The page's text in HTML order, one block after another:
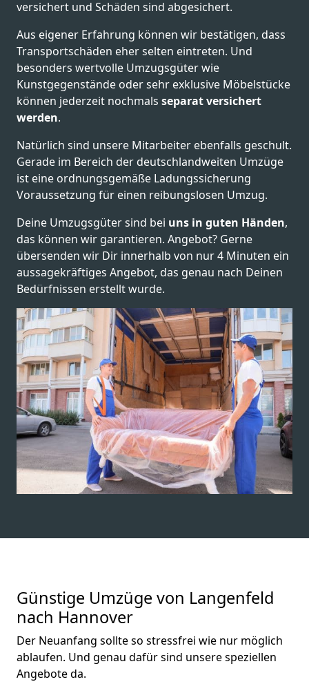
versichert und Schäden sind abgesichert.
Aus eigener Erfahrung können wir bestätigen, dass
Transportschäden eher selten eintreten. Und
besonders wertvolle Umzugsgüter wie
Kunstgegenstände oder sehr exklusive Möbelstücke
können jederzeit nochmals separat versichert
werden.
Natürlich sind unsere Mitarbeiter ebenfalls geschult.
Gerade im Bereich der deutschlandweiten Umzüge
ist eine ordnungsgemäße Ladungssicherung
Voraussetzung für einen reibungslosen Umzug.
Deine Umzugsgüter sind bei uns in guten Händen,
das können wir garantieren. Angebot? Gerne
übersenden wir Dir innerhalb von nur 4 Minuten ein
aussagekräftiges Angebot, das genau nach Deinen
Bedürfnissen erstellt wurde.
Günstige Umzüge von Langenfeld
nach Hannover
Der Neuanfang sollte so stressfrei wie nur möglich
ablaufen. Und genau dafür sind unsere speziellen
Angebote da.